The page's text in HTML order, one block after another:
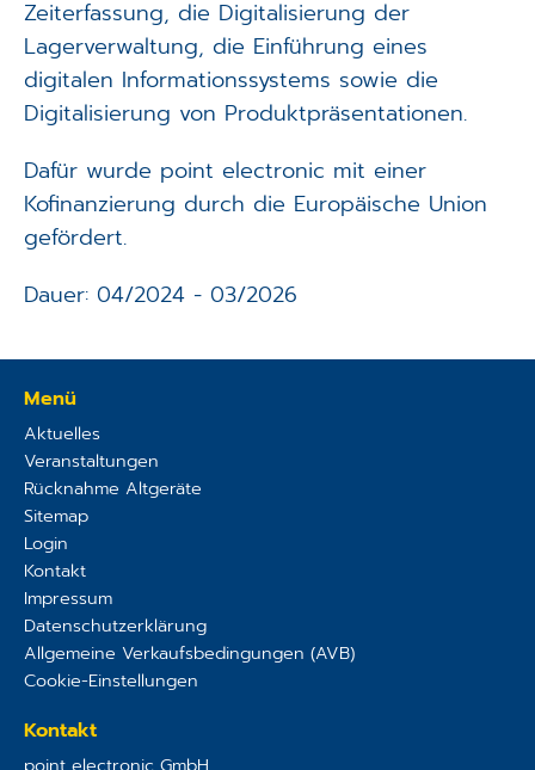
Zeiterfassung, die Digitalisierung der
Lagerverwaltung, die Einführung eines
digitalen Informationssystems sowie die
Digitalisierung von Produktpräsentationen.
Dafür wurde point electronic mit einer
Kofinanzierung durch die Europäische Union
gefördert.
Dauer: 04/2024 - 03/2026
Menü
Aktuelles
Veranstaltungen
Rücknahme Altgeräte
Sitemap
Login
Kontakt
Impressum
Datenschutzerklärung
Allgemeine Verkaufsbedingungen (AVB)
Cookie-Einstellungen
Kontakt